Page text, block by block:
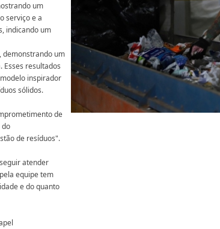
um
serviço e a
indicando um
demonstrando um
resultados
inspirador
sólidos.
de
do
de resíduos".
atender
equipe tem
e do quanto